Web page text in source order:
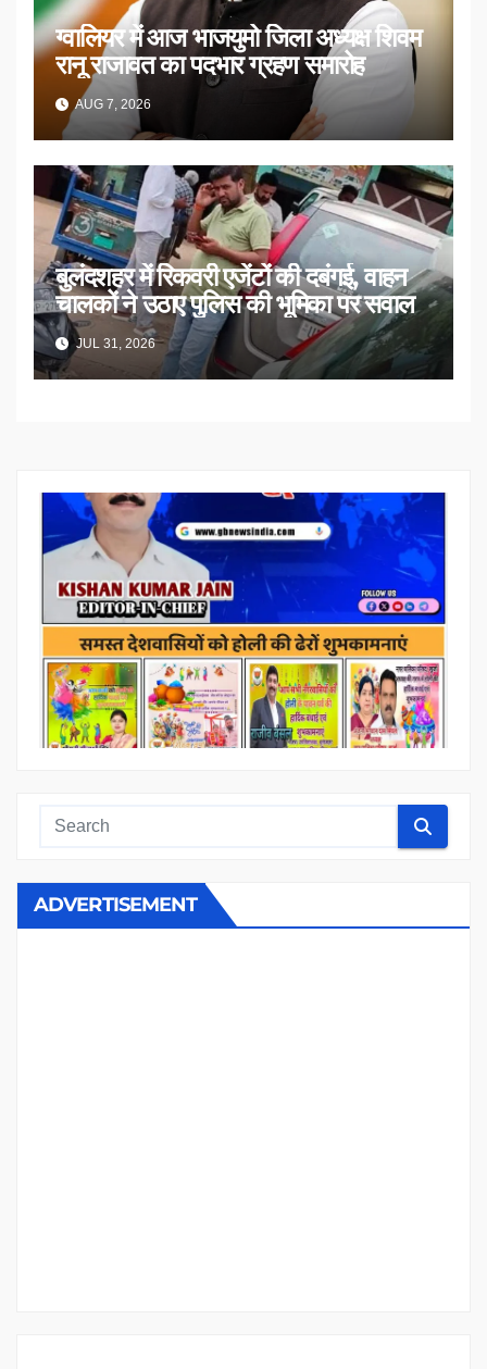
ग्वालियर में आज भाजयुमो जिला अध्यक्ष शिवम
रानू राजावत का पदभार ग्रहण समारोह
AUG 7, 2026
बुलंदशहर में रिकवरी एजेंटों की दबंगई, वाहन
चालकों ने उठाए पुलिस की भूमिका पर सवाल
JUL 31, 2026
ADVERTISEMENT